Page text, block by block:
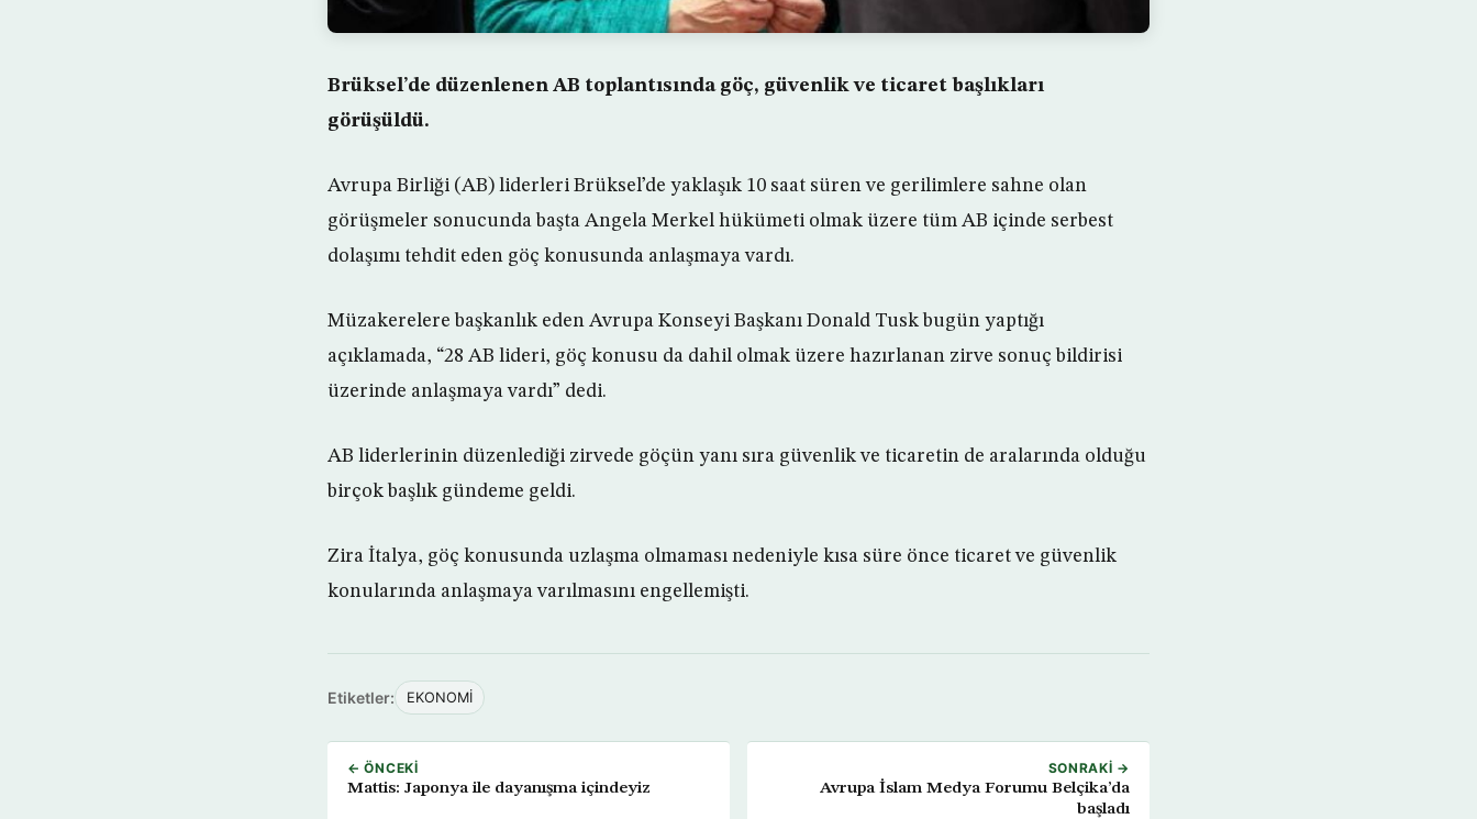
Brüksel’de düzenlenen AB toplantısında göç, güvenlik ve ticaret başlıkları
görüşüldü.
Avrupa Birliği (AB) liderleri Brüksel’de yaklaşık 10 saat süren ve gerilimlere sahne olan
görüşmeler sonucunda başta Angela Merkel hükümeti olmak üzere tüm AB içinde serbest
dolaşımı tehdit eden göç konusunda anlaşmaya vardı.
Müzakerelere başkanlık eden Avrupa Konseyi Başkanı Donald Tusk bugün yaptığı
açıklamada, “28 AB lideri, göç konusu da dahil olmak üzere hazırlanan zirve sonuç bildirisi
üzerinde anlaşmaya vardı” dedi.
AB liderlerinin düzenlediği zirvede göçün yanı sıra güvenlik ve ticaretin de aralarında olduğu
birçok başlık gündeme geldi.
Zira İtalya, göç konusunda uzlaşma olmaması nedeniyle kısa süre önce ticaret ve güvenlik
konularında anlaşmaya varılmasını engellemişti.
Etiketler: EKONOMİ
← ÖNCEKI
Mattis: Japonya ile dayanışma içindeyiz
SONRAKI →
Avrupa İslam Medya Forumu Belçika’da
başladı